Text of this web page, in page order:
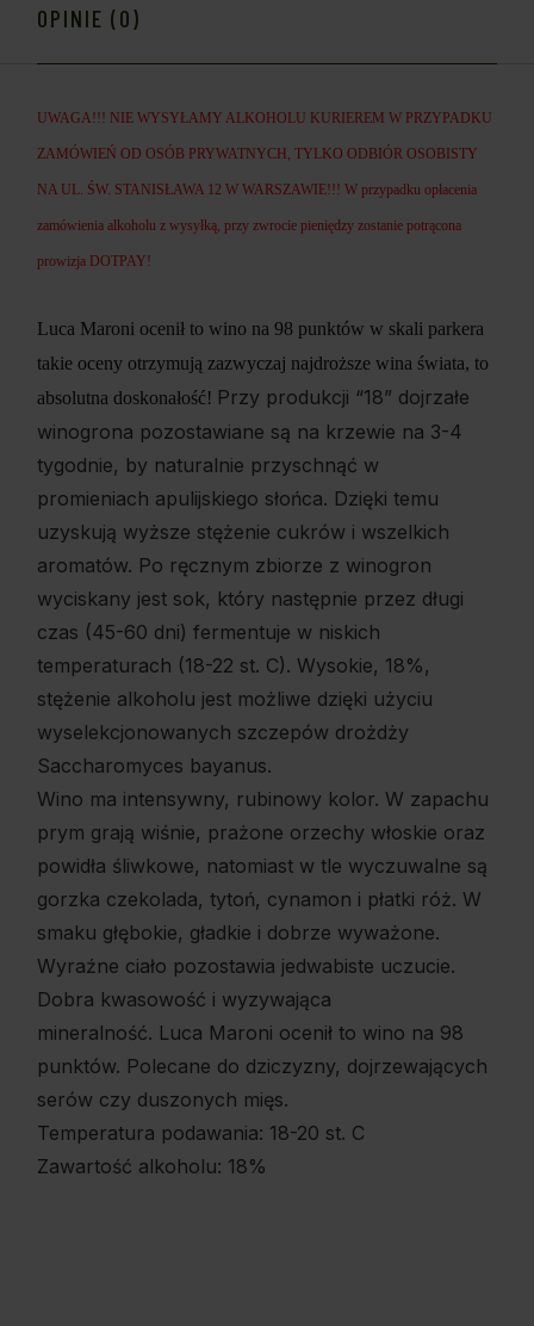
OPINIE (0)
UWAGA!!! NIE WYSYŁAMY ALKOHOLU KURIEREM W PRZYPADKU
ZAMÓWIEŃ OD OSÓB PRYWATNYCH, TYLKO ODBIÓR OSOBISTY
NA UL. ŚW. STANISŁAWA 12 W WARSZAWIE!!! W przypadku opłacenia
zamówienia alkoholu z wysyłką, przy zwrocie pieniędzy zostanie potrącona
prowizja DOTPAY!
Luca Maroni ocenił to wino na 98 punktów w skali parkera
takie oceny otrzymują zazwyczaj najdroższe wina świata, to
absolutna doskonałość! Przy produkcji “18” dojrzałe
winogrona pozostawiane są na krzewie na 3-4
tygodnie, by naturalnie przyschnąć w
promieniach apulijskiego słońca. Dzięki temu
uzyskują wyższe stężenie cukrów i wszelkich
aromatów. Po ręcznym zbiorze z winogron
wyciskany jest sok, który następnie przez długi
czas (45-60 dni) fermentuje w niskich
temperaturach (18-22 st. C). Wysokie, 18%,
stężenie alkoholu jest możliwe dzięki użyciu
wyselekcjonowanych szczepów drożdży
Saccharomyces bayanus.
Wino ma intensywny, rubinowy kolor. W zapachu
prym grają wiśnie, prażone orzechy włoskie oraz
powidła śliwkowe, natomiast w tle wyczuwalne są
gorzka czekolada, tytoń, cynamon i płatki róż. W
smaku głębokie, gładkie i dobrze wyważone.
Wyraźne ciało pozostawia jedwabiste uczucie.
Dobra kwasowość i wyzywająca
mineralność. Luca Maroni ocenił to wino na 98
punktów. Polecane do dziczyzny, dojrzewających
serów czy duszonych mięs.
Temperatura podawania: 18-20 st. C
Zawartość alkoholu: 18%